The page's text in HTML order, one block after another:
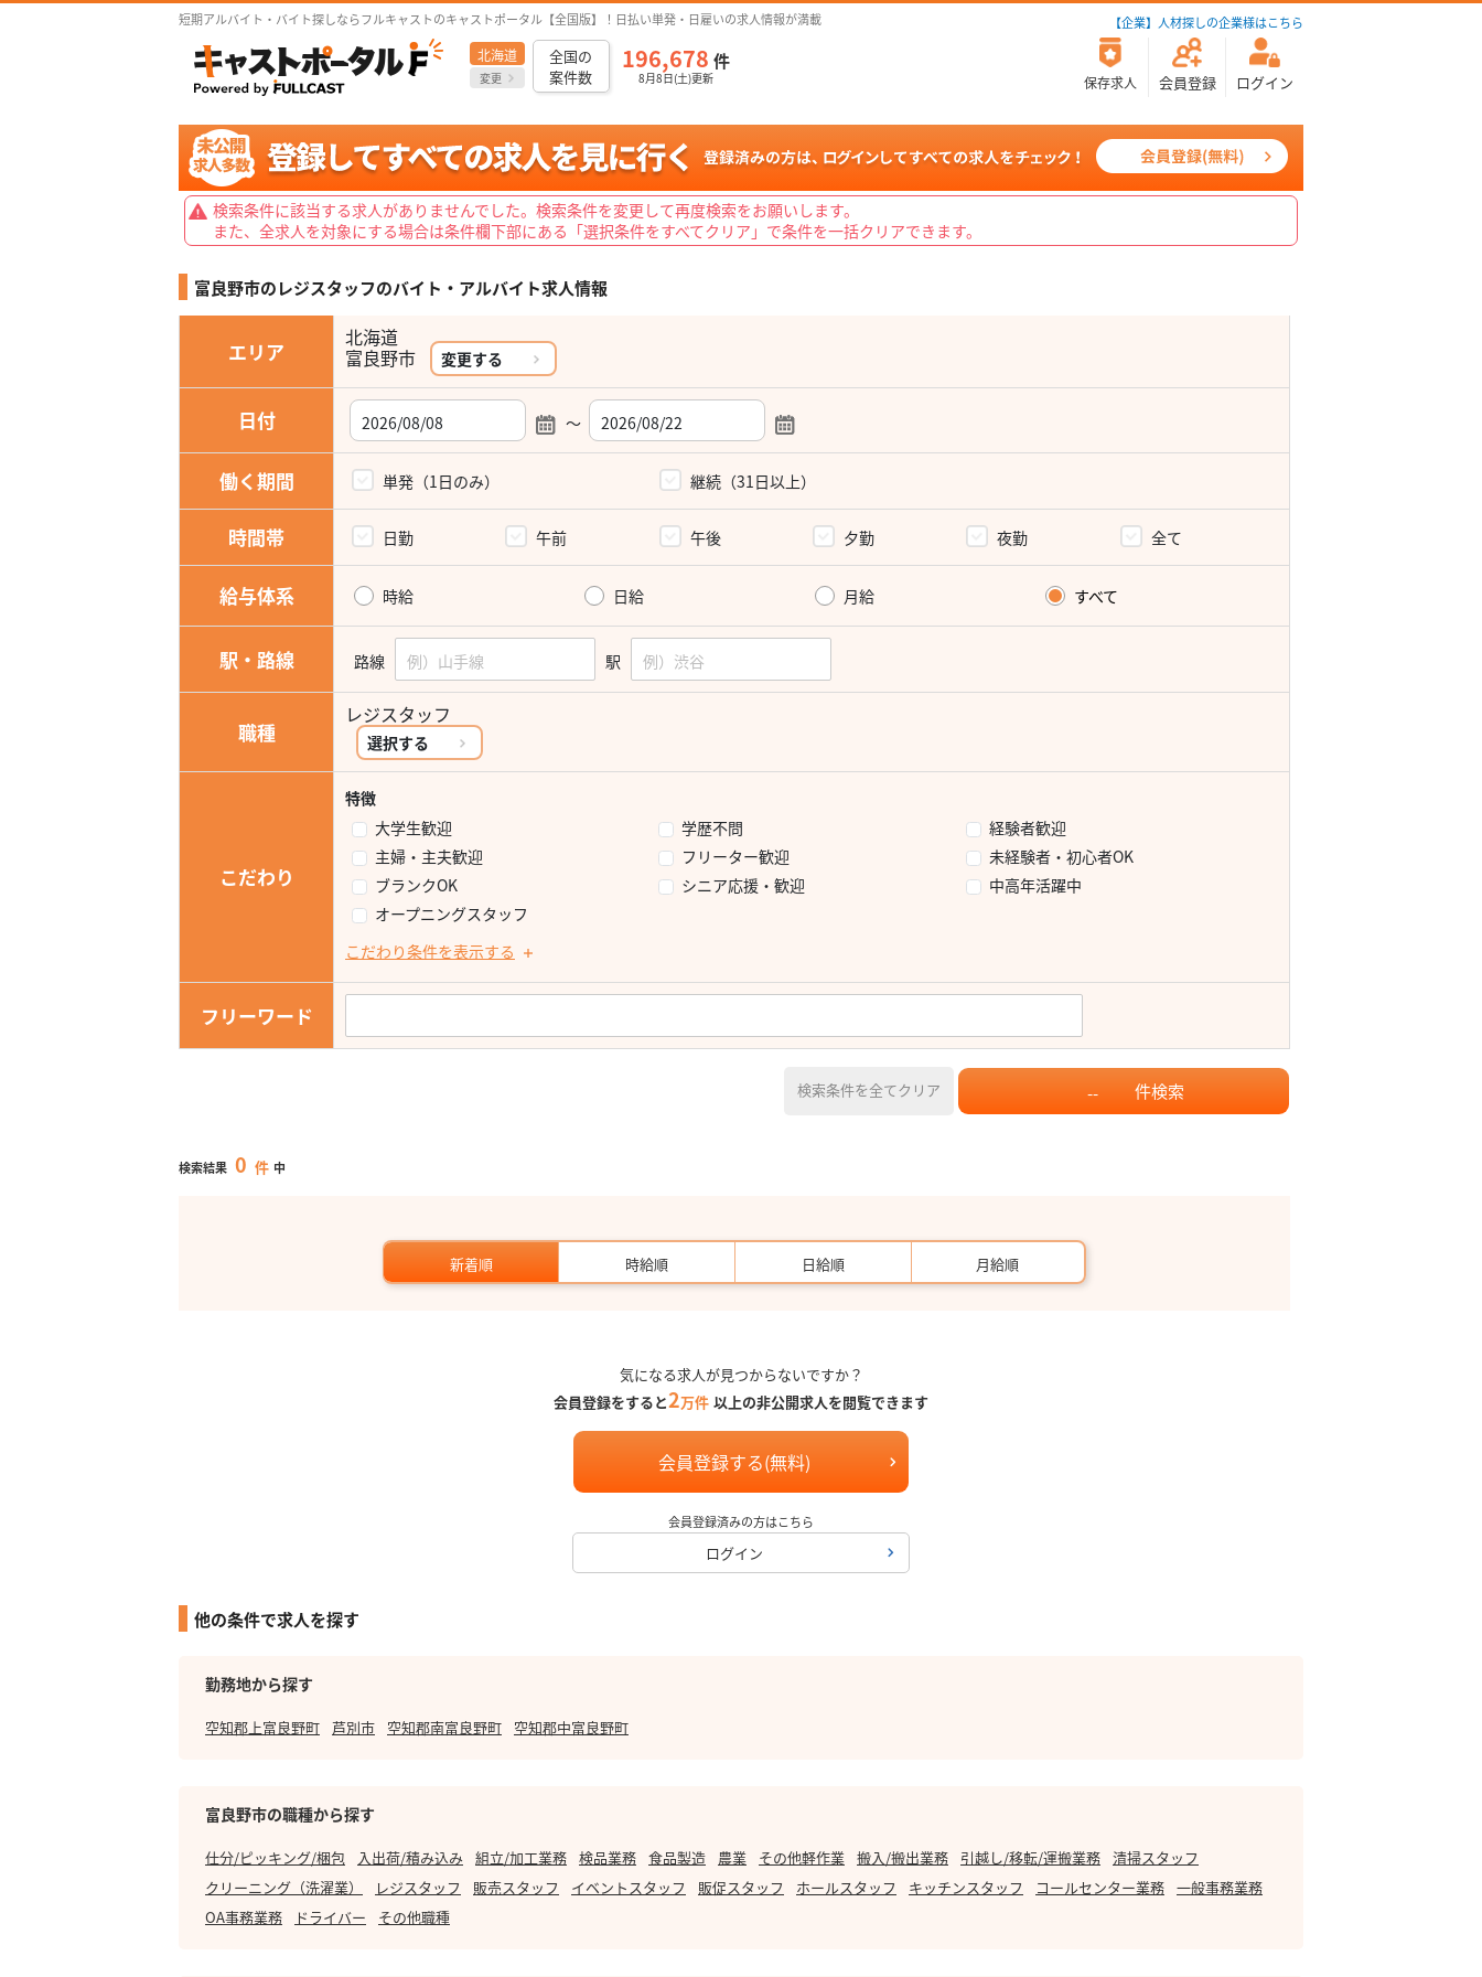
短期アルバイト・バイト探しならフルキャストのキャストポータル【全国版】！日払い単発・日雇いの求人情報が満載 【企業】人材探しの企業様はこちら
北海道
変更
全国の
案件数
196,678 件
8月8日(土)更新 保存求人 会員登録 ログイン
検索条件に該当する求人がありませんでした。検索条件を変更して再度検索をお願いします。
また、全求人を対象にする場合は条件欄下部にある「選択条件をすべてクリア」で条件を一括クリアできます。
富良野市のレジスタッフのバイト・アルバイト求人情報
エリア
北海道
変更する
日付 ～
働く期間 単発（1日のみ） 継続（31日以上）
時間帯 日勤 午前 午後 夕勤 夜勤 全て
給与体系 時給 日給 月給 すべて
駅・路線 路線 駅
職種
レジスタッフ
選択する
こだわり
特徴
大学生歓迎
学歴不問
経験者歓迎
主婦・主夫歓迎
フリーター歓迎
未経験者・初心者OK
ブランクOK
シニア応援・歓迎
中高年活躍中
オープニングスタッフ
こだわり条件を表示する
フリーワード
検索条件を全てクリア -- 件検索
検索結果 0 件 中
新着順 時給順 日給順 月給順
気になる求人が見つからないですか？
会員登録をすると2万件 以上の非公開求人を閲覧できます
会員登録する(無料)
会員登録済みの方はこちら
ログイン
他の条件で求人を探す
勤務地から探す
空知郡上富良野町 芦別市 空知郡南富良野町 空知郡中富良野町
富良野市の職種から探す
仕分/ピッキング/梱包 入出荷/積み込み 組立/加工業務 検品業務 食品製造 農業 その他軽作業 搬入/搬出業務 引越し/移転/運搬業務 清掃スタッフ
クリーニング（洗濯業）
レジスタッフ 販売スタッフ イベントスタッフ 販促スタッフ ホールスタッフ キッチンスタッフ コールセンター業務 一般事務業務
OA事務業務
ドライバー その他職種